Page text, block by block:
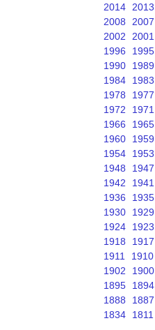
2014
2013
2008
2007
2002
2001
1996
1995
1990
1989
1984
1983
1978
1977
1972
1971
1966
1965
1960
1959
1954
1953
1948
1947
1942
1941
1936
1935
1930
1929
1924
1923
1918
1917
1911
1910
1902
1900
1895
1894
1888
1887
1834
1811